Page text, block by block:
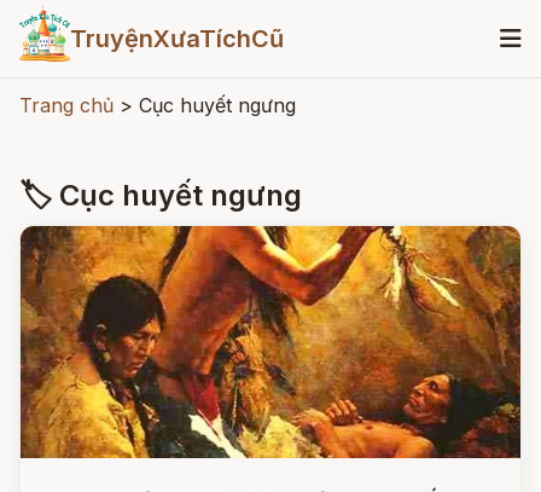
TruyệnXưaTíchCũ
Trang chủ > Cục huyết ngưng
🏷 Cục huyết ngưng